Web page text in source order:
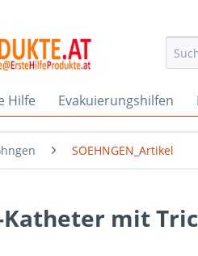
Hilfe Evakuierungshilfen
SOEHNGEN_Artikel
mit